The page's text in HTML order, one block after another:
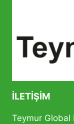
İLETIŞIM
Teymur Global